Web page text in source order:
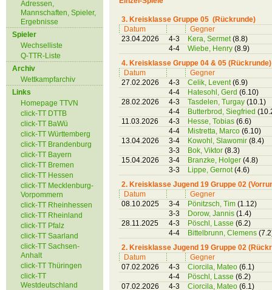
Adressen,
Mannschaften, Spieler,
Ergebnisse
Spieler
Wechselliste
Q-TTR-Liste
Archiv
Wettkampfarchiv
Links
Homepage TTVN
click-TT DTTB
click-TT BaWü
click-TT Württemberg
click-TT Brandenburg
click-TT Bayern
click-TT Bremen
click-TT Hessen
click-TT Mecklenburg-
Vorpommern
click-TT Rheinhessen
click-TT Rheinland
click-TT Pfalz
click-TT Saarland
click-TT Sachsen-
Anhalt
click-TT Thüringen
click-TT
Westdeutschland
3. Kreisklasse Gruppe 05 (Rückrunde)
Datum
Gegner
23.04.2026
4-3 Kera, Sermet(8.8)
4-4
Wiebe, Henry (8.9)
4. Kreisklasse Gruppe 04 & 05 (Rückrunde)
Datum
Gegner
27.02.2026
4-3 Celik, Levent(6.9)
4-4
Hatesohl, Gerd (6.10)
28.02.2026
4-3 Tasdelen, Turgay (10.1)
4-4
Butterbrod, Siegfried
11.03.2026
4-3 Hesse, Tobias (6.6)
4-4
Mistretta, Marco (6.10)
13.04.2026
3-4 Kowohl, Slawomir (8.4)
3-3
Bok, Viktor (8.3)
15.04.2026
3-4 Branzke, Holger (4.8)
3-3
Lippe, Gernot(4.6)
2. Kreisklasse Jugend 19 Gruppe 02
Datum
Gegner
08.10.2025
3-4 Pönitzsch, Tim (1.12)
3-3
Dorow, Jannis (1.4)
28.11.2025
4-3 Pöschl, Lasse (6.2)
4-4
Bittelbrunn, Clemens
2. Kreisklasse Jugend 19 Gruppe 02
Datum
Gegner
07.02.2026
4-3 Ciorcila, Mateo (6.1)
4-4
Pöschl, Lasse (6.2)
07.02.2026
4-3 Ciorcila, Mateo (6.1)